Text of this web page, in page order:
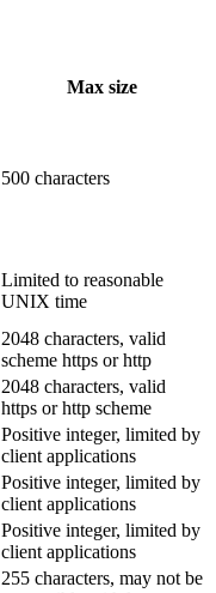
Max size
500 characters
Limited to reasonable
UNIX time
2048 characters, valid
scheme https or http
2048 characters, valid
https or http scheme
Positive integer, limited by
client applications
Positive integer, limited by
client applications
Positive integer, limited by
client applications
255 characters, may not be